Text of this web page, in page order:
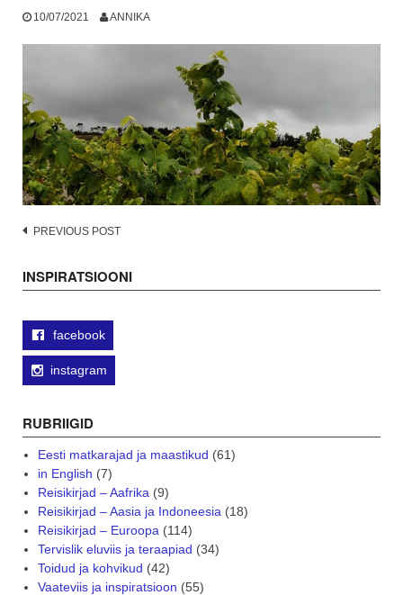
10/07/2021 ANNIKA
Post
PREVIOUS POST
INSPIRATSIOONI
facebook
instagram
RUBRIIGID
Eesti matkarajad ja maastikud (61)
in English (7)
Reisikirjad – Aafrika (9)
Reisikirjad – Aasia ja Indoneesia (18)
Reisikirjad – Euroopa (114)
Tervislik eluviis ja teraapiad (34)
Toidud ja kohvikud (42)
Vaateviis ja inspiratsioon (55)